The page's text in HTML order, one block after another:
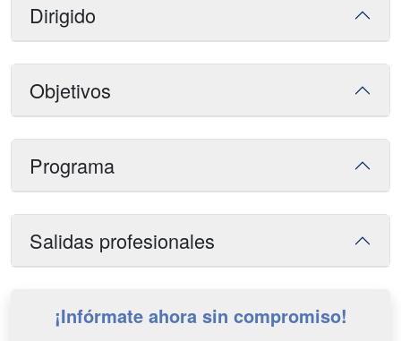
Dirigido
Objetivos
Programa
Salidas profesionales
¡Infórmate ahora sin compromiso!